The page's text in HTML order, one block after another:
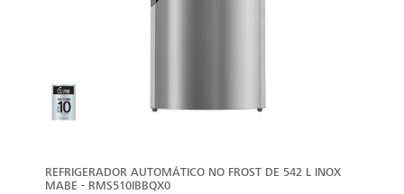
REFRIGERADOR AUTOMÁTICO NO FROST DE 542 L INOX
MABE - RMS510IBBQX0